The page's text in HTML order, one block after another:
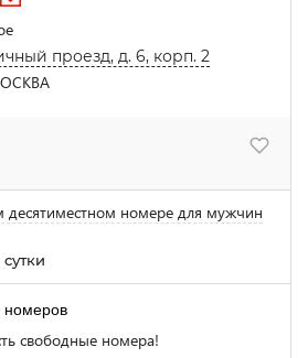
проезд, д. 6, корп. 2
номере для мужчин
номеров
свободные номера!